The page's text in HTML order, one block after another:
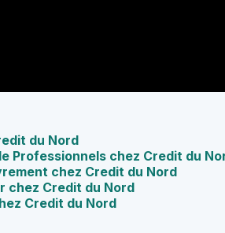
du Nord
Professionnels chez Credit du
chez Credit du Nord
chez Credit du Nord
Credit du Nord